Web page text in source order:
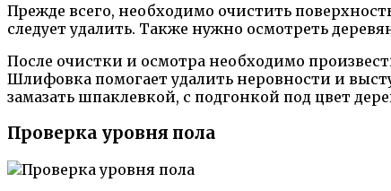
Прежде всего, необходимо очистить
следует удалить. Также нужно осмотреть
После очистки и осмотра необходимо
Шлифовка помогает удалить неровности и
замазать шпаклевкой, с подгонкой под цвет
Проверка уровня пола